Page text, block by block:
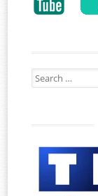
Search
for: